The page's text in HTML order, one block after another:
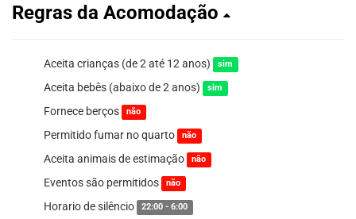
Regras da Acomodação
Aceita crianças (de 2 até 12 anos) sim
Aceita bebês (abaixo de 2 anos) sim
Fornece berços não
Permitido fumar no quarto não
Aceita animais de estimação não
Eventos são permitidos não
Horario de silêncio 22:00 - 6:00